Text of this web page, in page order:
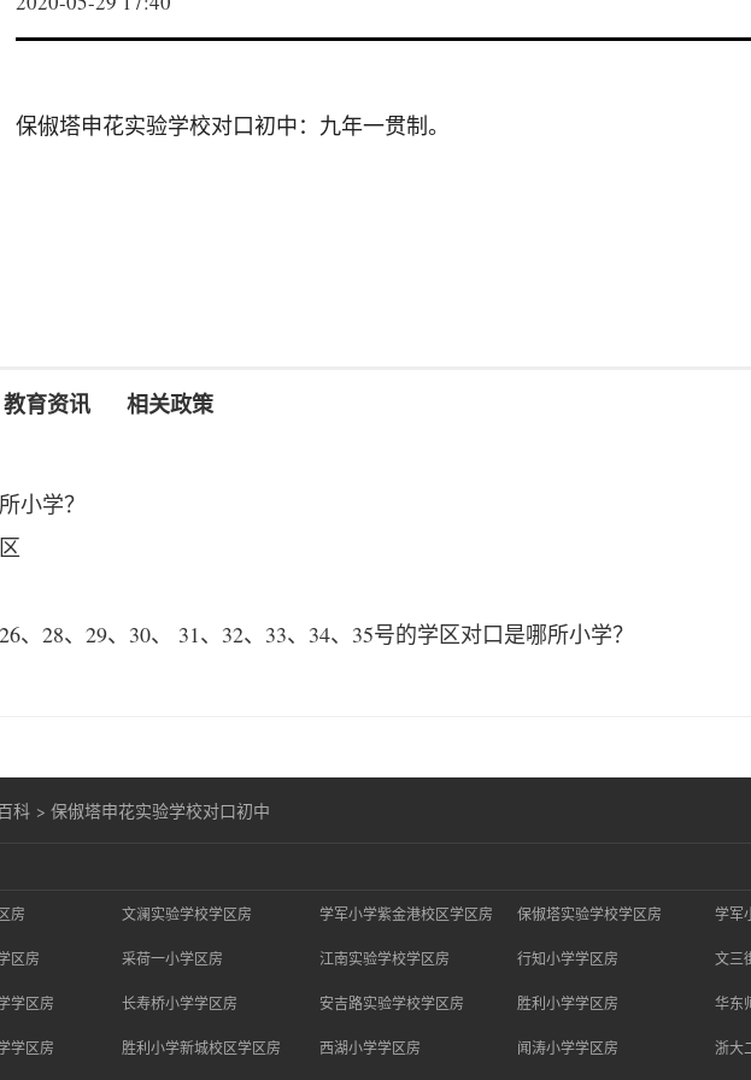
保俶塔申花实验学校对口初中：九年一贯制。
教育资讯 相关政策
小学？
、28、29、30、 31、32、33、34、35号的学区对口是哪所小学？
科 > 保俶塔申花实验学校对口初中
房 文澜实验学校学区房 学军小学紫金港校区学区房 保俶塔实验学校学区房 学军
区房 采荷一小学区房 江南实验学校学区房 行知小学学区房 文三
学区房 长寿桥小学学区房 安吉路实验学校学区房 胜利小学学区房
学区房 胜利小学新城校区学区房 西湖小学学区房 闻涛小学学区房 浙大